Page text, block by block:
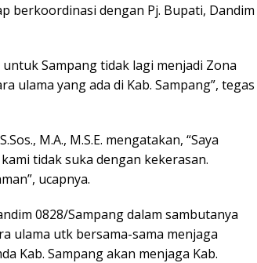
berkoordinasi dengan Pj. Bupati, Dandim
Sampang tidak lagi menjadi Zona
ulama yang ada di Kab. Sampang”, tegas
M.A., M.S.E. mengatakan, “Saya
tidak suka dengan kekerasan.
ucapnya.
0828/Sampang dalam sambutanya
ulama utk bersama-sama menjaga
Kab. Sampang akan menjaga Kab.